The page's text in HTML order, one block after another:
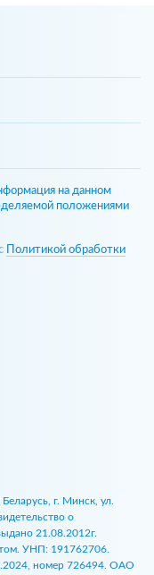
на данном
положениями
Политикой обработки
г. Минск, ул.
о
21.08.2012г.
УНП: 191762706.
номер 726494. ОАО